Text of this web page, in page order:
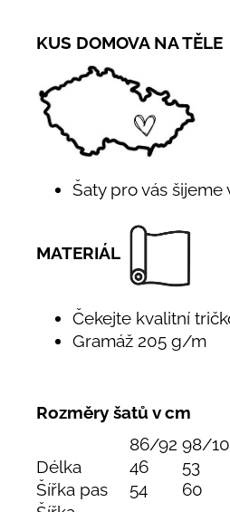
KUS DOMOVA NA TĚLE
Šaty pro vás šijeme
MATERIÁL
Čekejte kvalitní
Gramáž 205 g/m
Rozměry šatů v cm
86/92 98/
Délka
46 53
Šířka pas
54 60